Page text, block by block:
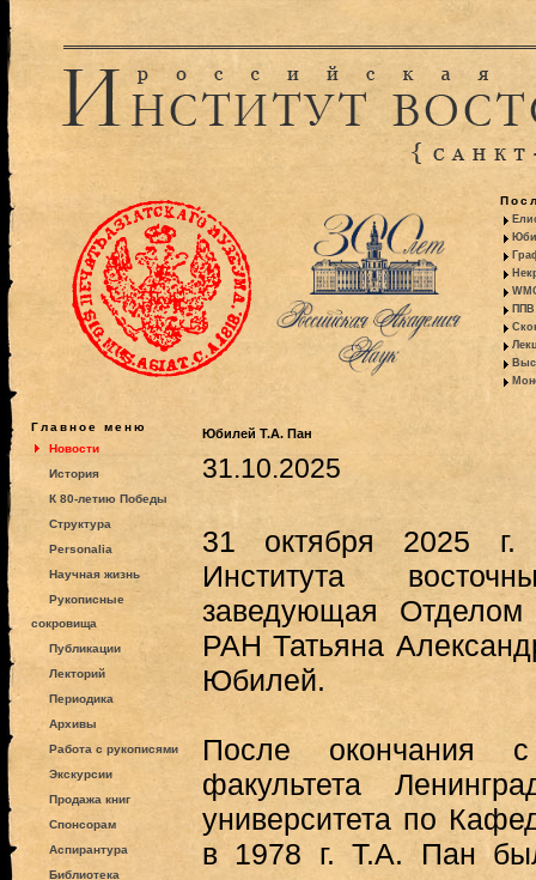
ППВ
Главное меню
Новости
История
К 80-летию Победы
Структура
Personalia
Научная жизнь
Рукописные
сокровища
Публикации
Лекторий
Периодика
Архивы
Работа с рукописями
Экскурсии
Продажа книг
Спонсорам
Аспирантура
Библиотека
Юбилей Т.А. Пан
31.10.2025
31 октября 2025 г.
Института
заведующая
РАН Татьяна
Юбилей.
После окончания с
факультета
университета по
в 1978 г. Т.А. Пан